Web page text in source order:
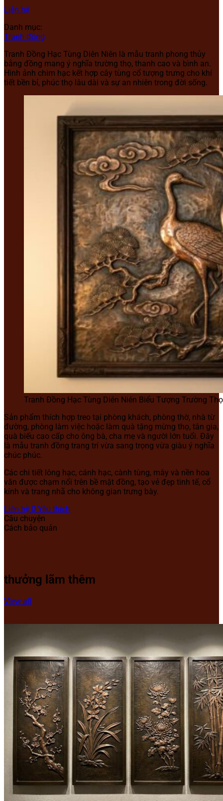
Liên hệ
Danh mục:
Tranh đồng
Tranh Đồng Hạc Tùng Diên Niên là mẫu tranh phong thủy
bằng đồng mang ý nghĩa trường thọ, thanh cao và bình an.
Hình ảnh chim hạc kết hợp cây tùng cổ tượng trưng cho khí
tiết bền bỉ, phúc thọ lâu dài và sự an nhiên trong đời sống.
Tranh Đồng Hạc Tùng Diên Niên Biểu Tượng Trường Thọ
Sản phẩm thích hợp treo tại phòng khách, phòng thờ, nhà từ
đường, phòng làm việc hoặc làm quà tặng mừng thọ, tân gia,
quà biếu cao cấp cho ông bà, cha mẹ và người lớn tuổi. Đây
là mẫu tranh đồng trang trí vừa sang trọng vừa giàu ý nghĩa
chúc phúc.
Các chi tiết lông hạc, cánh hạc, cành tùng, mây và nền hoa
văn được chạm nổi trên bề mặt đồng, tạo vẻ đẹp tinh tế, cổ
kính và trang nhã cho không gian trưng bày.
Liên hệ 0 Yêu thích
Câu chuyện
Cách bảo quản
thưởng lãm thêm
View all